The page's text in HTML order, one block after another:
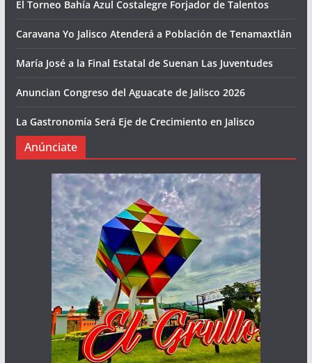
El Torneo Bahía Azul Costalegre Forjador de Talentos
Caravana Yo Jalisco Atenderá a Población de Tenamaxtlán
María José a la Final Estatal de Suenan Las Juventudes
Anuncian Congreso del Aguacate de Jalisco 2026
La Gastronomía Será Eje de Crecimiento en Jalisco
Anúnciate